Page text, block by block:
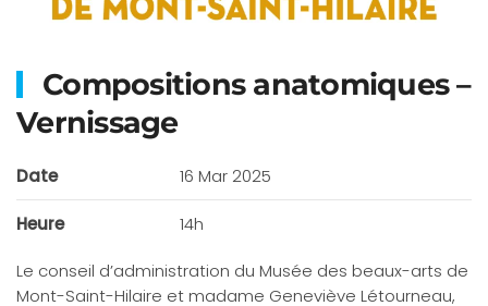
Compositions anatomiques –
Vernissage
Date 16 Mar 2025
Heure 14h
Le conseil d’administration du Musée des beaux-arts de
Mont-Saint-Hilaire et madame Geneviève Létourneau,